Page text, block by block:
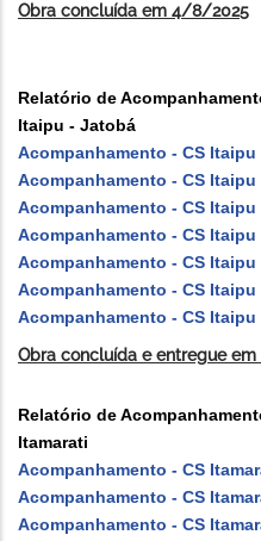
Obra concluída em 4/8/2025
Relatório de
Itaipu - Jatobá
Acompanhamento - CS Itaipu
Acompanhamento - CS Itaipu
Acompanhamento - CS Itaipu
Acompanhamento - CS Itaipu
Acompanhamento - CS Itaipu
Acompanhamento - CS Itaipu
Acompanhamento - CS Itaipu
Obra concluída e entregue
Relatório de
Itamarati
Acompanhamento - CS
Acompanhamento - CS
Acompanhamento - CS